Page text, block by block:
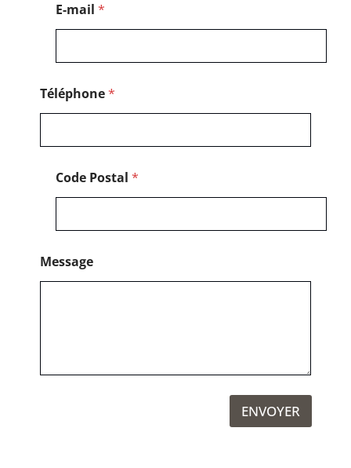
E-mail *
Téléphone*
Code Postal *
Message
ENVOYER